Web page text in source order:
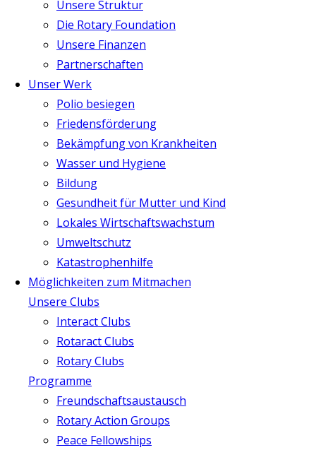
Unsere Struktur
Die Rotary Foundation
Unsere Finanzen
Partnerschaften
Unser Werk
Polio besiegen
Friedensförderung
Bekämpfung von Krankheiten
Wasser und Hygiene
Bildung
Gesundheit für Mutter und Kind
Lokales Wirtschaftswachstum
Umweltschutz
Katastrophenhilfe
Möglichkeiten zum Mitmachen
Unsere Clubs
Interact Clubs
Rotaract Clubs
Rotary Clubs
Programme
Freundschaftsaustausch
Rotary Action Groups
Peace Fellowships